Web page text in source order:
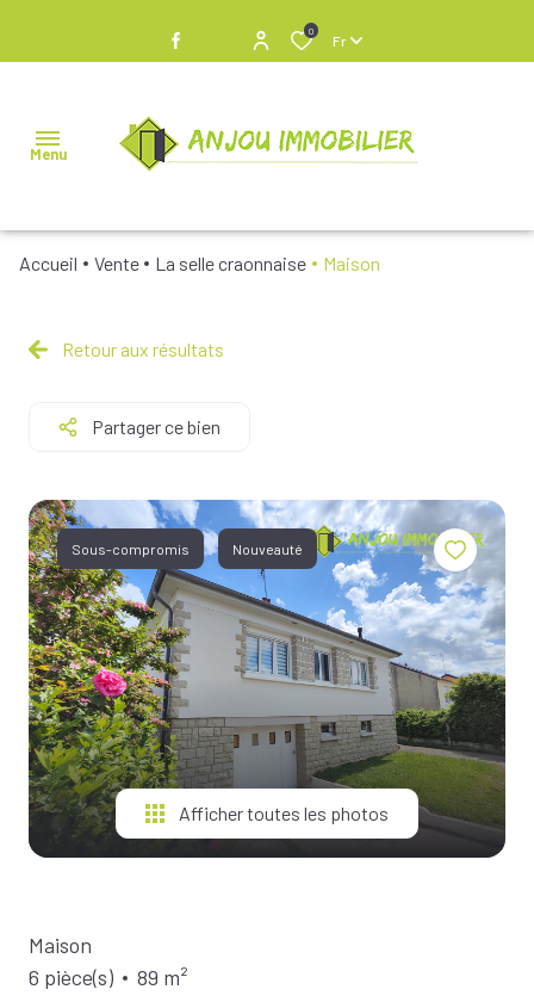
0
Fr
Menu
VENDRE
BIENS
NOS
BIENS À
LA
LOCATION
ESTIMEZ
VOTRE
BIEN
NOTRE
ÉQUIPE
Accueil Vente La selle craonnaise Maison
Retour aux résultats
Partager ce bien
Sous-compromis Nouveauté
Afficher toutes les photos
Maison
6 pièce(s)
89 m²